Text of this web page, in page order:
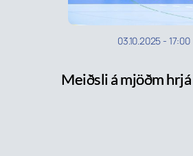
03.10.2025 - 17:00
Meiðsli á mjöðm